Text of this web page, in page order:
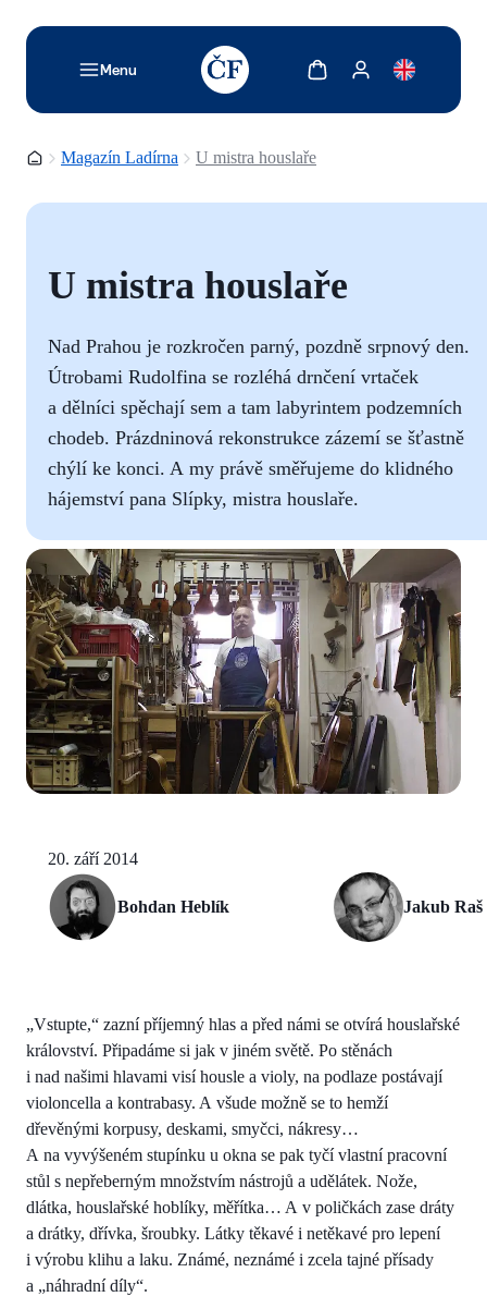
Menu
TODO: Add description for reader
Zobrazit košíkZobrazit můj účet
Domovská stránka
Magazín Ladírna U mistra houslaře
U mistra houslaře
Nad Prahou je rozkročen parný, pozdně srpnový den.
Útrobami Rudolfina se rozléhá drnčení vrtaček
a dělníci spěchají sem a tam labyrintem podzemních
chodeb. Prázdninová rekonstrukce zázemí se šťastně
chýlí ke konci. A my právě směřujeme do klidného
hájemství pana Slípky, mistra houslaře.
20. září 2014
Bohdan Heblík Jakub Raš
„Vstupte,“ zazní příjemný hlas a před námi se otvírá houslařské
království. Připadáme si jak v jiném světě. Po stěnách
i nad našimi hlavami visí housle a violy, na podlaze postávají
violoncella a kontrabasy. A všude možně se to hemží
dřevěnými korpusy, deskami, smyčci, nákresy…
A na vyvýšeném stupínku u okna se pak tyčí vlastní pracovní
stůl s nepřeberným množstvím nástrojů a udělátek. Nože,
dlátka, houslařské hoblíky, měřítka… A v poličkách zase dráty
a drátky, dřívka, šroubky. Látky těkavé i netěkavé pro lepení
i výrobu klihu a laku. Známé, neznámé i zcela tajné přísady
a „náhradní díly“.